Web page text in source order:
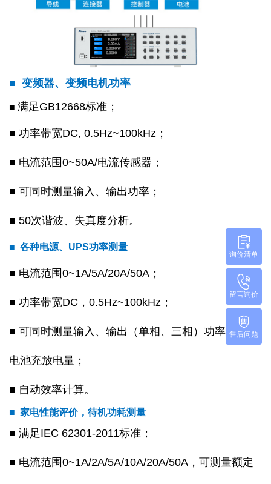
■ 变频器、变频电机功率
■ 满足GB12668标准；
■ 功率带宽DC, 0.5Hz~100kHz；
■ 电流范围0~50A/电流传感器；
■ 可同时测量输入、输出功率；
■ 50次谐波、失真度分析。
■ 各种电源、UPS功率测量
■ 电流范围0~1A/5A/20A/50A；
■ 功率带宽DC，0.5Hz~100kHz；
■ 可同时测量输入、输出（单相、三相）功率，监测
电池充放电量；
■ 自动效率计算。
■ 家电性能评价，待机功耗测量
■ 满足IEC 62301-2011标准；
■ 电流范围0~1A/2A/5A/10A/20A/50A，可测量额定
询价清单
留言询价
售后问题